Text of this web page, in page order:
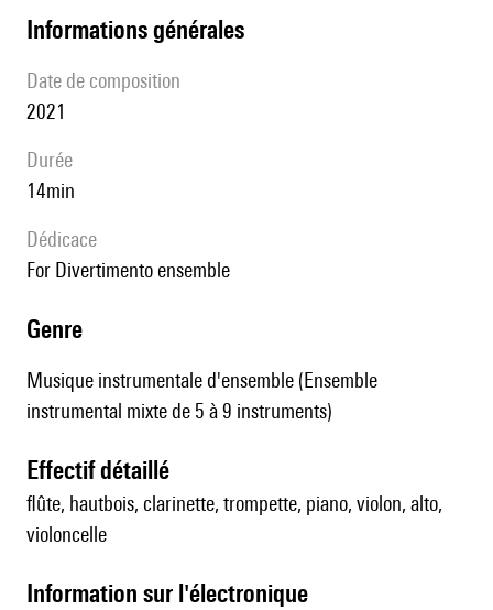
informations générales
date de composition
2021
durée
14min
Dédicace
for Divertimento ensemble
genre
Musique instrumentale d'ensemble (Ensemble
instrumental mixte de 5 à 9 instruments)
effectif détaillé
flûte, hautbois, clarinette, trompette, piano, violon, alto,
violoncelle
Information sur l'électronique